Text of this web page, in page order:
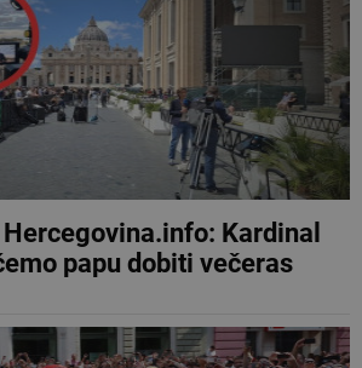
Kardinal
papu dobiti večeras